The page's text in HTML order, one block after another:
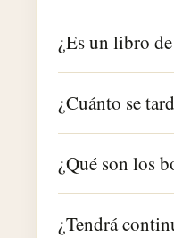
¿Es un libro
¿Cuánto se
¿Qué son los
¿Tendrá